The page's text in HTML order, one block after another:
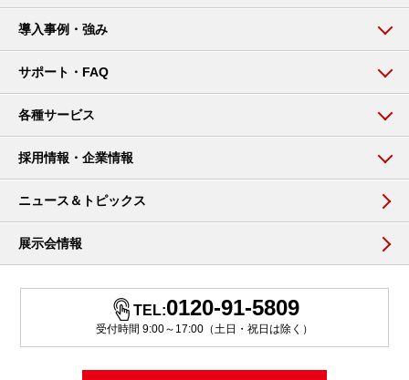
導入事例・強み
サポート・FAQ
各種サービス
採用情報・企業情報
ニュース＆トピックス
展示会情報
TEL:0120-91-5809
受付時間 9:00～17:00（土日・祝日は除く）